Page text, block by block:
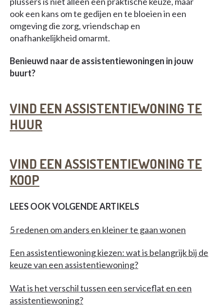
ook een kans om te gedijen en te bloeien in een
omgeving die zorg, vriendschap en
onafhankelijkheid omarmt.
Benieuwd naar de assistentiewoningen in jouw
buurt?
VIND EEN ASSISTENTIEWONING TE
HUUR
VIND EEN ASSISTENTIEWONING TE
KOOP
LEES OOK VOLGENDE ARTIKELS
5 redenen om anders en kleiner te gaan wonen
Een assistentiewoning kiezen: wat is belangrijk bij de
keuze van een assistentiewoning?
Wat is het verschil tussen een serviceflat en een
assistentiewoning?